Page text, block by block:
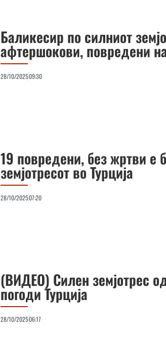
Баликесир по силниот
афтершокови, повредени
28/10/202509:30
19 повредени, без жртви е
земјотресот во Турција
28/10/202507:20
(ВИДЕО) Силен земјотрес
погоди Турција
28/10/202506:17